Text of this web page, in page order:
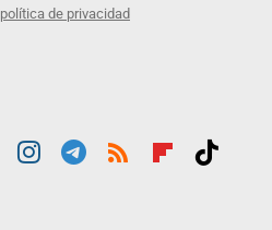
política de privacidad